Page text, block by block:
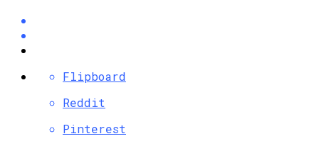
Flipboard
Reddit
Pinterest